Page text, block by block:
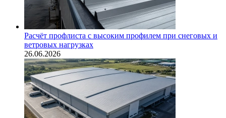
Расчёт профлиста с высоким профилем при снеговых и
ветровых нагрузках
26.06.2026